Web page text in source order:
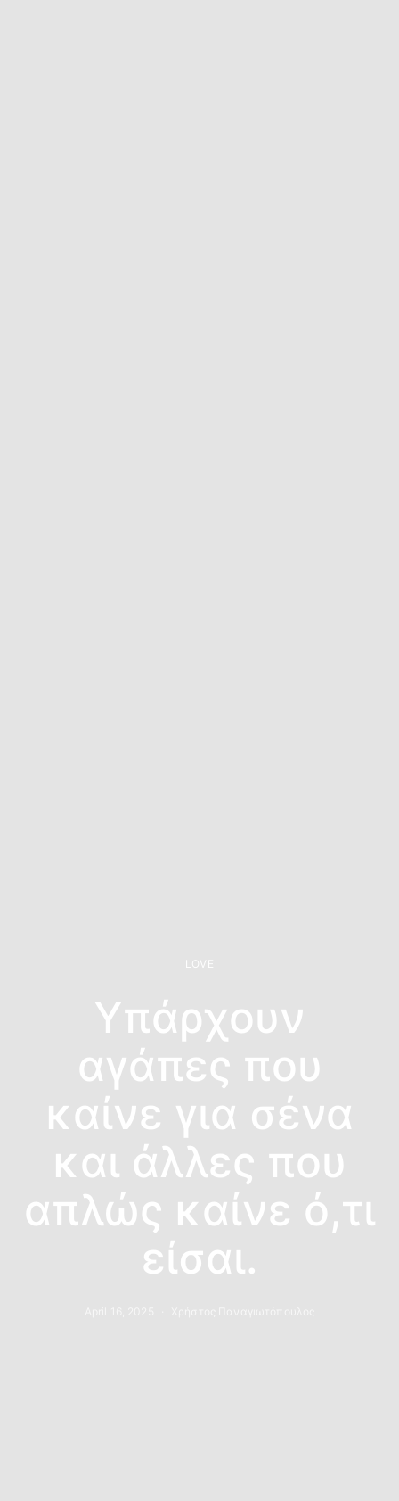
LOVE
Υπάρχουν
αγάπες που
καίνε για σένα
και άλλες που
απλώς καίνε ό,τι
είσαι.